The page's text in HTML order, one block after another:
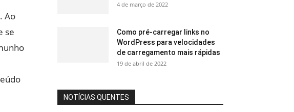
Ao
se
4 de março de 2022
Como pré-carregar links no
WordPress para velocidades
de carregamento mais rápidas
19 de abril de 2022
NOTÍCIAS QUENTES